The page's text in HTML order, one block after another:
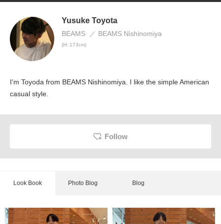
Yusuke Toyota
BEAMS BEAMS Nishinomiya
(H: 173cm)
I'm Toyoda from BEAMS Nishinomiya. I like the simple American
casual style.
Follow
Look Book Photo Blog Blog